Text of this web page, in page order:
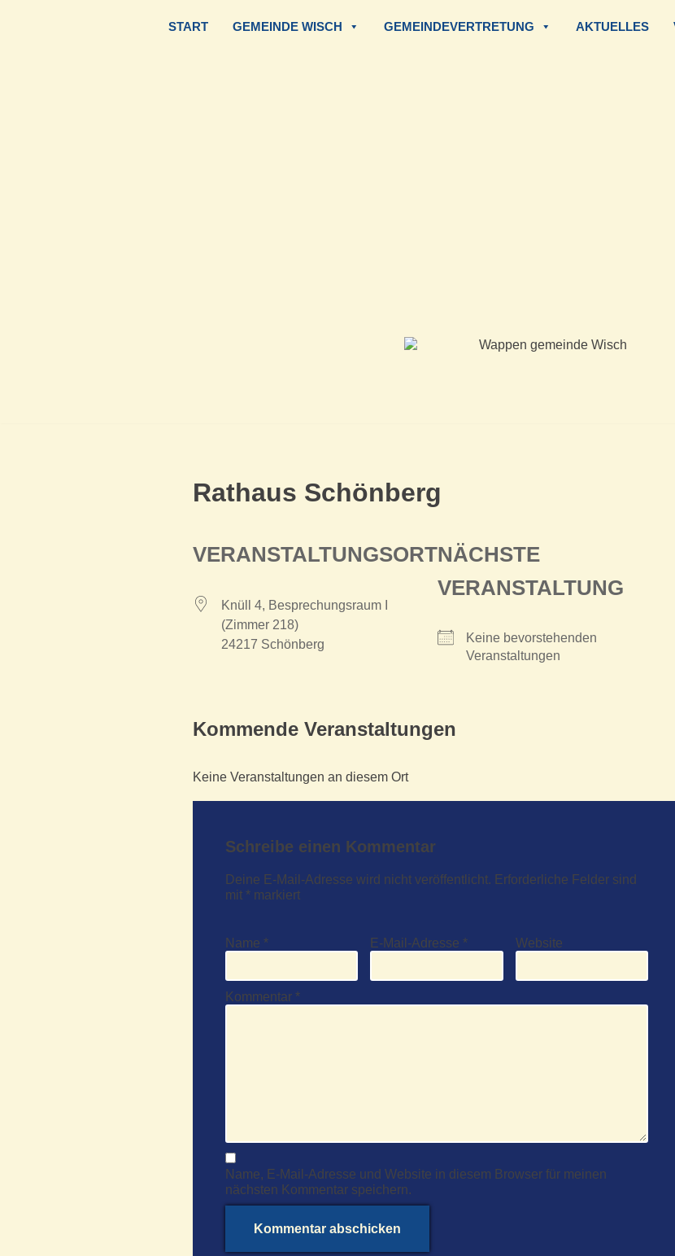
START GEMEINDE WISCH GEMEINDEVERTRETUNG AKTUELLES
Rathaus Schönberg
VERANSTALTUNGSORT
Knüll 4, Besprechungsraum I
(Zimmer 218)
24217 Schönberg
NÄCHSTE
VERANSTALTUNG
Keine bevorstehenden
Veranstaltungen
Kommende Veranstaltungen
Keine Veranstaltungen an diesem Ort
Schreibe einen Kommentar
Deine E-Mail-Adresse wird nicht veröffentlicht. Erforderliche Felder sind
mit * markiert
Name * E-Mail-Adresse * Website
Kommentar *
Name, E-Mail-Adresse und Website in diesem Browser für meinen
nächsten Kommentar speichern.